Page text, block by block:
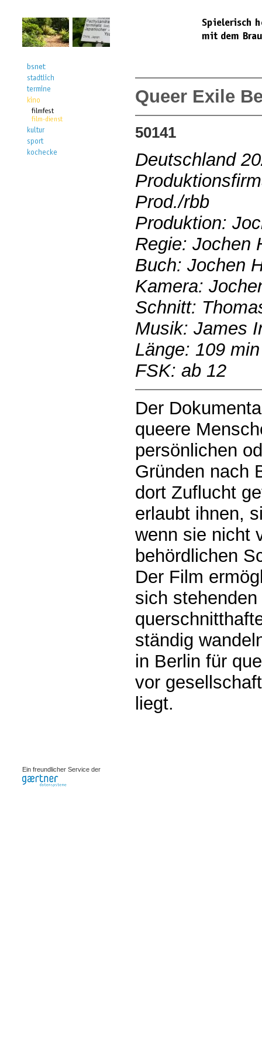
Queer Exile
50141
Deutschland
Prod./rbb
Produktion:
Regie: Jochen
Buch: Jochen
Kamera:
Schnitt:
Musik: James
Länge: 109 min
FSK: ab 12
Der
queere
persönlichen
Gründen nach
dort Zuflucht
erlaubt ihnen,
wenn sie nicht
behördlichen
Der Film
sich
ständig
in Berlin für
vor
liegt.
Ein freundlicher Service der